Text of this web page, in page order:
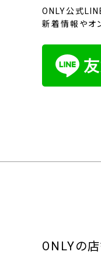
ONLY公式
新着情報やオ
ONLYの